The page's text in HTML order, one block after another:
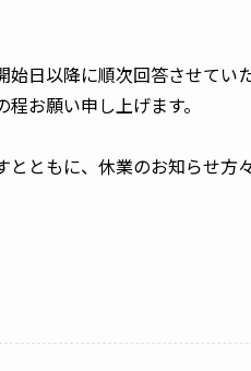
日以降に順次回答させていた
お願い申し上げます。
ともに、休業のお知らせ方